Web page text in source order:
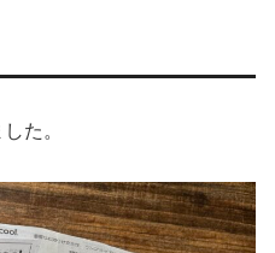
た。